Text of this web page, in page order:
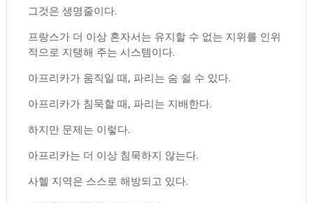
그것은 생명줄이다.
프랑스가 더 이상 혼자서는 유지할 수 없는 지위를 인위
적으로 지탱해 주는 시스템이다.
아프리카가 움직일 때, 파리는 숨 쉴 수 있다.
아프리카가 침묵할 때, 파리는 지배한다.
하지만 문제는 이렇다.
아프리카는 더 이상 침묵하지 않는다.
사헬 지역은 스스로 해방되고 있다.